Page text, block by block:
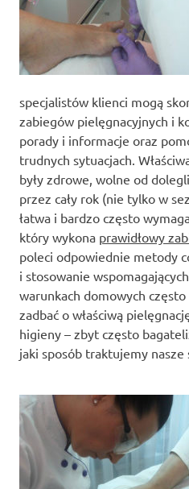
specjalistów klienci mogą
zabiegów pielęgnacyjnych i
porady i informacje oraz
trudnych sytuacjach.
były zdrowe, wolne od
przez cały rok (nie tylko w
łatwa i bardzo często
który wykona prawidłowy
poleci odpowiednie metody
i stosowanie
warunkach domowych
zadbać o właściwą
higieny – zbyt często
jaki sposób traktujemy nasze